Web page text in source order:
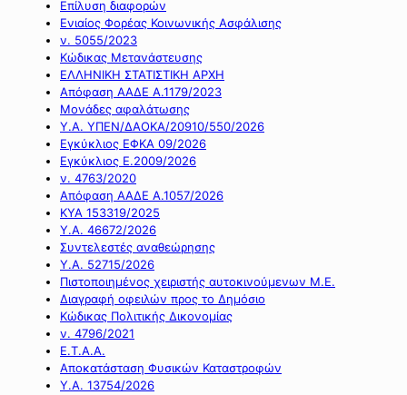
Επίλυση διαφορών
Ενιαίος Φορέας Κοινωνικής Ασφάλισης
ν. 5055/2023
Κώδικας Μετανάστευσης
ΕΛΛΗΝΙΚΗ ΣΤΑΤΙΣΤΙΚΗ ΑΡΧΗ
Απόφαση ΑΑΔΕ Α.1179/2023
Μονάδες αφαλάτωσης
Υ.Α. ΥΠΕΝ/ΔΑΟΚΑ/20910/550/2026
Εγκύκλιος ΕΦΚΑ 09/2026
Εγκύκλιος Ε.2009/2026
ν. 4763/2020
Απόφαση ΑΑΔΕ Α.1057/2026
ΚΥΑ 153319/2025
Υ.Α. 46672/2026
Συντελεστές αναθεώρησης
Υ.Α. 52715/2026
Πιστοποιημένος χειριστής αυτοκινούμενων Μ.Ε.
Διαγραφή οφειλών προς το Δημόσιο
Κώδικας Πολιτικής Δικονομίας
ν. 4796/2021
Ε.Τ.Α.Α.
Αποκατάσταση Φυσικών Καταστροφών
Υ.Α. 13754/2026